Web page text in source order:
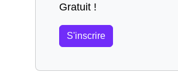
Gratuit !
S'inscrire